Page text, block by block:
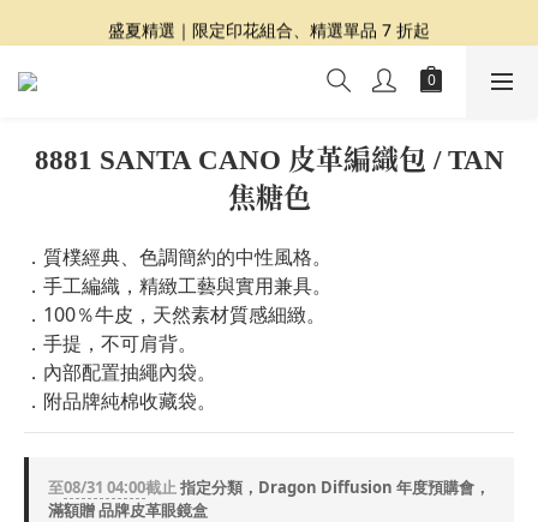
夏日提案 3 件再 8 折｜三種夏日風格一次收藏
盛夏精選｜限定印花組合、精選單品 7 折起
Dragon Diffusion 年度預購會展開｜7/30-8/30
8881 SANTA CANO 皮革編織包 / TAN
焦糖色
．質樸經典、色調簡約的中性風格。
．手工編織，精緻工藝與實用兼具。
．100％牛皮，天然素材質感細緻。
．手提，不可肩背。
．內部配置抽繩內袋。
．附品牌純棉收藏袋。
至08/31 04:00截止指定分類，Dragon Diffusion 年度預購會，
滿額贈 品牌皮革眼鏡盒